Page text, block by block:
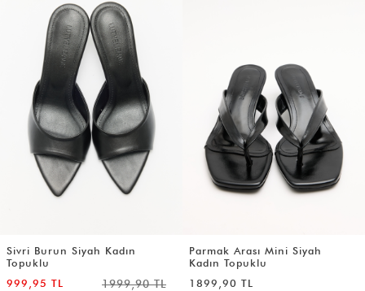
Sivri Burun Siyah Kadın
Topuklu
999,95 TL
1999,90 TL
Parmak Arası Mini Siyah
Kadın Topuklu
1899,90 TL